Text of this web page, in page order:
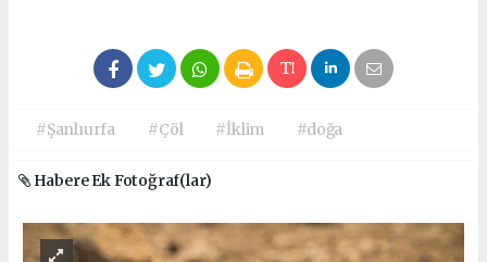
#Şanlıurfa #Çöl #İklim #doğa
Habere Ek Fotoğraf(lar)